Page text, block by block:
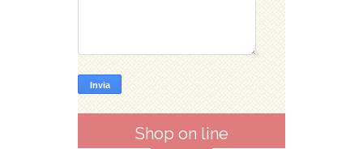
Shop on line